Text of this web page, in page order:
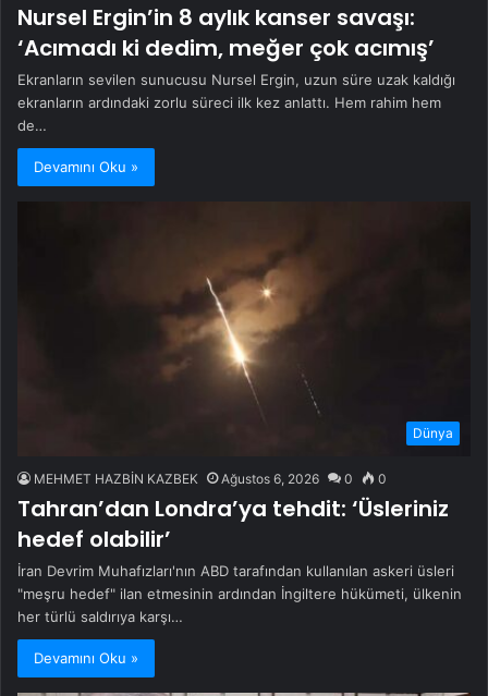
Nursel Ergin’in 8 aylık kanser savaşı:
‘Acımadı ki dedim, meğer çok acımış’
Ekranların sevilen sunucusu Nursel Ergin, uzun süre uzak kaldığı
ekranların ardındaki zorlu süreci ilk kez anlattı. Hem rahim hem
de…
Devamını Oku »
Dünya
MEHMET HAZBİN KAZBEK Ağustos 6, 2026 0 0
Tahran’dan Londra’ya tehdit: ‘Üsleriniz
hedef olabilir’
İran Devrim Muhafızları'nın ABD tarafından kullanılan askeri üsleri
"meşru hedef" ilan etmesinin ardından İngiltere hükümeti, ülkenin
her türlü saldırıya karşı…
Devamını Oku »